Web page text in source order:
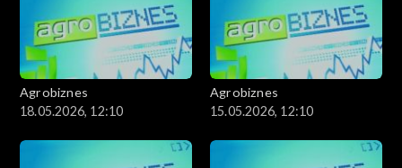
Agrobiznes
18.05.2026, 12:10
Agrobiznes
15.05.2026, 12:10